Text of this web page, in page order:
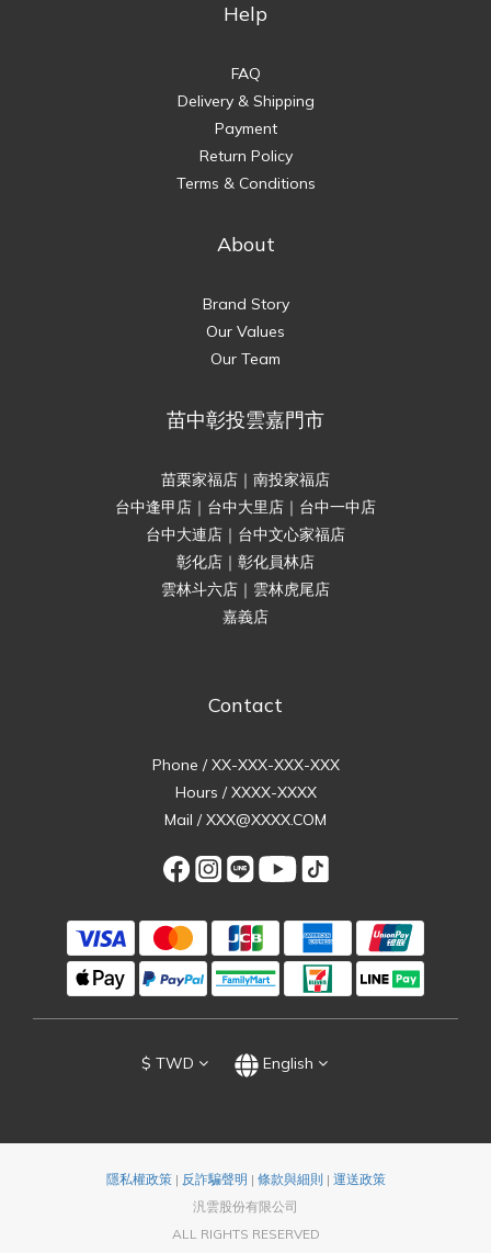
Help
FAQ
Delivery & Shipping
Payment
Return Policy
Terms & Conditions
About
Brand Story
Our Values
Our Team
苗中彰投雲嘉門市
苗栗家福店｜南投家福店
台中逢甲店｜台中大里店｜台中一中店
台中大連店｜台中文心家福店
彰化店｜彰化員林店
雲林斗六店｜雲林虎尾店
嘉義店
Contact
Phone / XX-XXX-XXX-XXX
Hours / XXXX-XXXX
Mail / XXX@XXXX.COM
$ TWD English
隱私權政策| 反詐騙聲明 | 條款與細則 | 運送政策
汎雲股份有限公司
ALL RIGHTS RESERVED